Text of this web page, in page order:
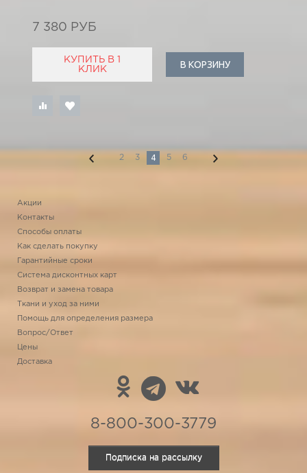
7 380 РУБ
КУПИТЬ В 1
КЛИК
В КОРЗИНУ
2 3 4 5 6
Акции
Контакты
Способы оплаты
Как сделать покупку
Гарантийные сроки
Система дисконтных карт
Возврат и замена товара
Ткани и уход за ними
Помощь для определения размера
Вопрос/Ответ
Цены
Доставка
8-800-300-3779
Подписка на рассылку